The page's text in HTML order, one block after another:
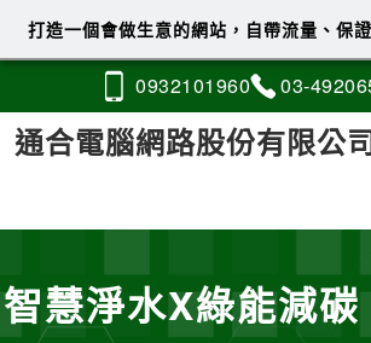
0932101960 03-4920
通合電腦網路股份有限公
智慧淨水X綠能減
打造一個會做生意的網站，自帶流量、保